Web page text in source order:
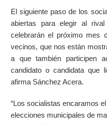
El siguiente paso de los
abiertas para elegir al
celebrarán el próximo mes
vecinos, que nos están
a que también participen
candidato o candidata que
afirma Sánchez Acera.
“Los socialistas encaramos
elecciones municipales de